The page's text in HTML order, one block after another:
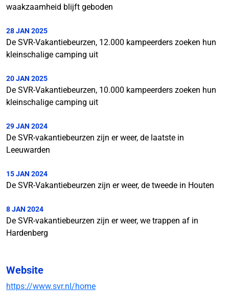
waakzaamheid blijft geboden
28 JAN 2025
De SVR-Vakantiebeurzen, 12.000 kampeerders zoeken hun
kleinschalige camping uit
20 JAN 2025
De SVR-Vakantiebeurzen, 10.000 kampeerders zoeken hun
kleinschalige camping uit
29 JAN 2024
De SVR-vakantiebeurzen zijn er weer, de laatste in
Leeuwarden
15 JAN 2024
De SVR-Vakantiebeurzen zijn er weer, de tweede in Houten
8 JAN 2024
De SVR-vakantiebeurzen zijn er weer, we trappen af in
Hardenberg
Website
https://www.svr.nl/home